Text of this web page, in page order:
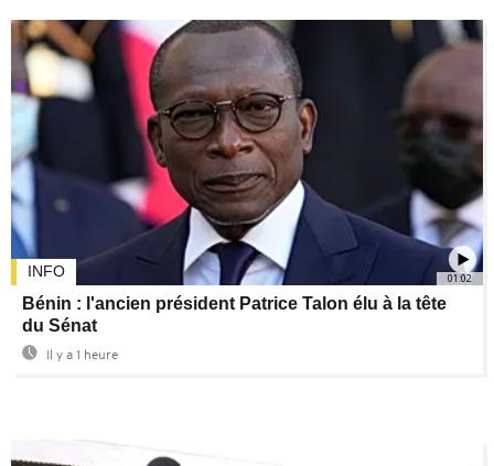
01:02
INFO
Bénin : l'ancien président Patrice Talon élu à la tête
du Sénat
Il y a 1 heure